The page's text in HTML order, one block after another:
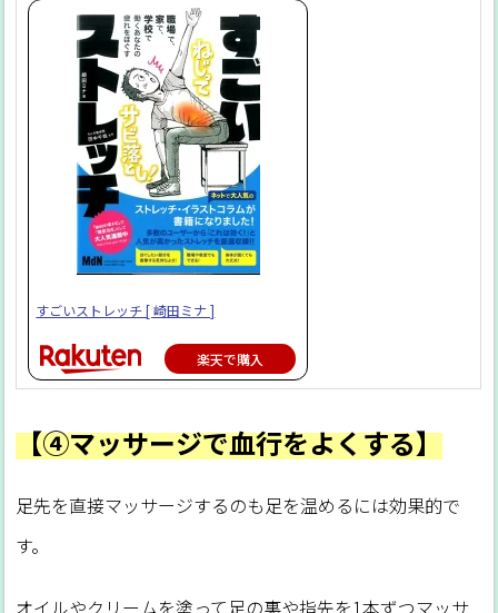
すごいストレッチ [ 崎田ミナ ]
楽天で購入
【④マッサージで血行をよくする】
足先を直接マッサージするのも足を温めるには効果的で
す。
オイルやクリームを塗って足の裏や指先を1本ずつマッサ